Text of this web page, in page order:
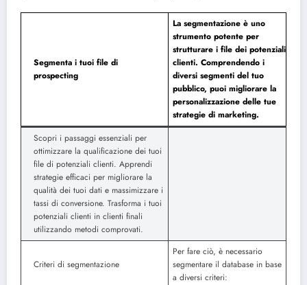
Segmenta i tuoi file di
prospecting
La segmentazione è uno
strumento potente per
strutturare i file dei potenziali
clienti. Comprendendo i
diversi segmenti del tuo
pubblico, puoi migliorare la
personalizzazione delle tue
strategie di marketing.
Scopri i passaggi essenziali per
ottimizzare la qualificazione dei tuoi
file di potenziali clienti. Apprendi
strategie efficaci per migliorare la
qualità dei tuoi dati e massimizzare i
tassi di conversione. Trasforma i tuoi
potenziali clienti in clienti finali
utilizzando metodi comprovati.
Criteri di segmentazione
Per fare ciò, è necessario
segmentare il database in base
a diversi criteri: